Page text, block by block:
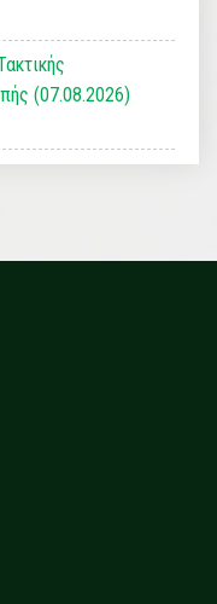
(07.08.2026)